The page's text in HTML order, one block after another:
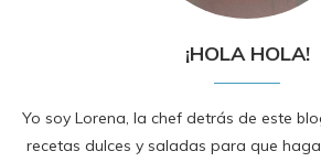
¡HOLA HOLA!
Yo soy Lorena, la chef detrás de este
recetas dulces y saladas para que